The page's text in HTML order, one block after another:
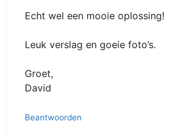
Echt wel een mooie oplossing!
Leuk verslag en goeie foto’s.
Groet,
David
Beantwoorden